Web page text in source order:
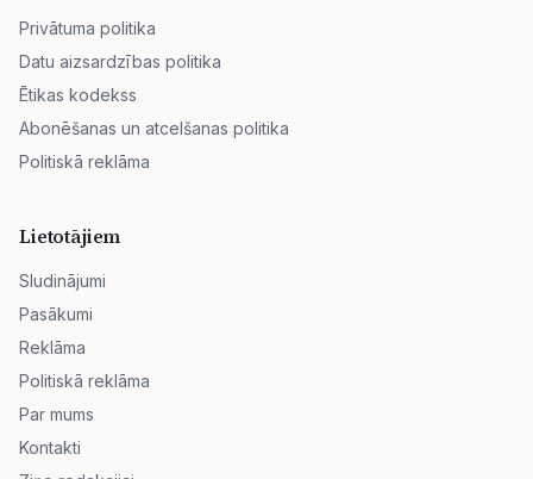
Privātuma politika
Datu aizsardzības politika
Ētikas kodekss
Abonēšanas un atcelšanas politika
Politiskā reklāma
Lietotājiem
Sludinājumi
Pasākumi
Reklāma
Politiskā reklāma
Par mums
Kontakti